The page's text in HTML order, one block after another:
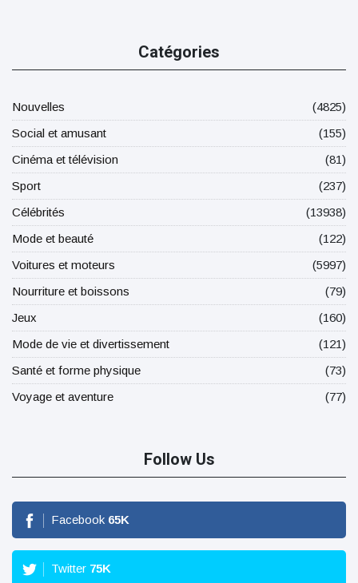
Catégories
Nouvelles
(4825)
Social et amusant
(155)
Cinéma et télévision
(81)
Sport
(237)
Célébrités
(13938)
Mode et beauté
(122)
Voitures et moteurs
(5997)
Nourriture et boissons
(79)
Jeux
(160)
Mode de vie et divertissement
(121)
Santé et forme physique
(73)
Voyage et aventure
(77)
Follow Us
Facebook 65K
Twitter 75K